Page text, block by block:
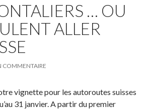
… OU
ALLER
COMMENTAIRE
vignette pour les autoroutes suisses
31 janvier. A partir du premier